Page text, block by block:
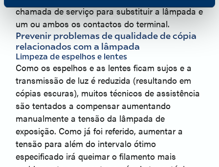
chamada de serviço para substituir a lâmpada e
um ou ambos os contactos do terminal.
Prevenir problemas de qualidade de cópia
relacionados com a lâmpada
Limpeza de espelhos e lentes
Como os espelhos e as lentes ficam sujos e a
transmissão de luz é reduzida (resultando em
cópias escuras), muitos técnicos de assistência
são tentados a compensar aumentando
manualmente a tensão da lâmpada de
exposição. Como já foi referido, aumentar a
tensão para além do intervalo ótimo
especificado irá queimar o filamento mais